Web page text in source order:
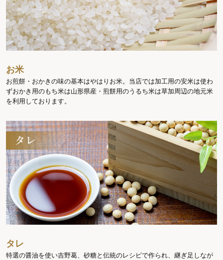
お米
お煎餅・おかきの味の基本はやはりお米。当店では加工用の安米は使わ
ずおかき用のもち米は山形県産・煎餅用のうるち米は草加周辺の地元米
を利用しております。
タレ
特選の醤油を使い吉野葛、砂糖と伝統のレシピで作られ、継ぎ足しなが